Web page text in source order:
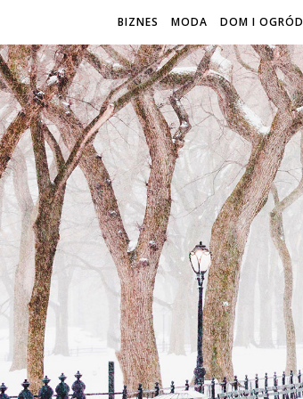
BIZNES MODA DOM I OGRÓD